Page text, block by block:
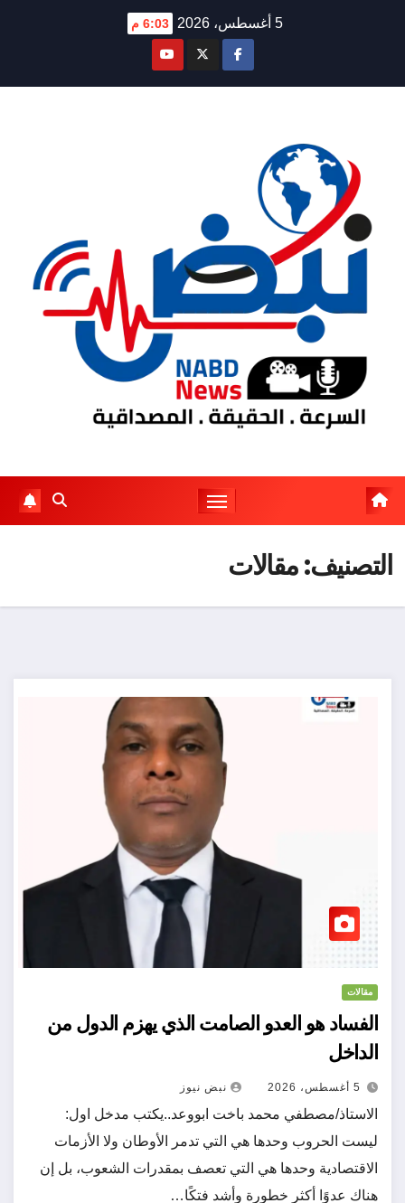
5 أغسطس، 2026 6:03 م
التصنيف:مقالات
مقالات
الفساد هو العدو الصامت الذي يهزم الدول من
الداخل
5 أغسطس، 2026 نبض نيوز
الاستاذ/مصطفي محمد باخت ابووعد..يكتب مدخل اول:
ليست الحروب وحدها هي التي تدمر الأوطان ولا الأزمات
الاقتصادية وحدها هي التي تعصف بمقدرات الشعوب، بل إن
هناك عدوًا أكثر خطورة وأشد فتكًا…